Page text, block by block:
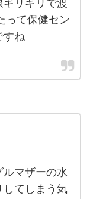
ギリギリで渡
って保健セン
すね
ルマザーの水
してしまう気